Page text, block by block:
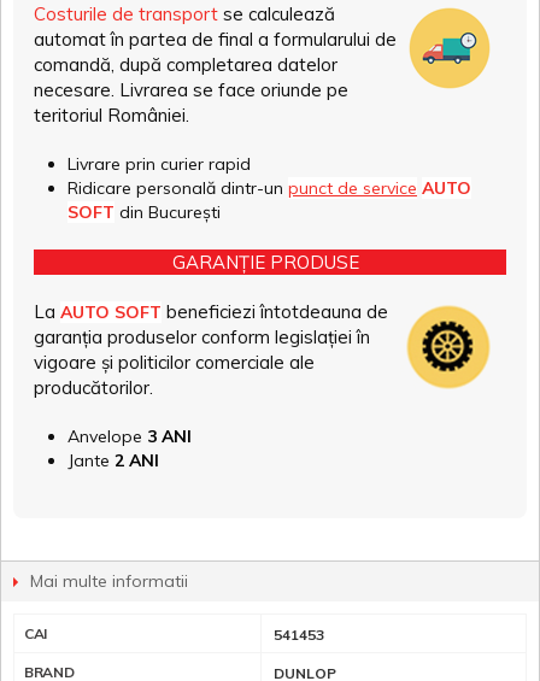
Costurile de transport se calculează
automat în partea de final a formularului de
comandă, după completarea datelor
necesare. Livrarea se face oriunde pe
teritoriul României.
Livrare prin curier rapid
Ridicare personală dintr-un punct de service AUTO
SOFT din București
GARANȚIE PRODUSE
La AUTO SOFT beneficiezi întotdeauna de
garanția produselor conform legislației în
vigoare și politicilor comerciale ale
producătorilor.
Anvelope 3 ANI
Jante 2 ANI
Mai multe informatii
CAI 541453
BRAND DUNLOP